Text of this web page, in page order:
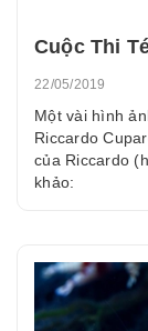
Cuộc Thi
22/05/2019
Một vài hình
Riccardo
của Riccardo
khảo: